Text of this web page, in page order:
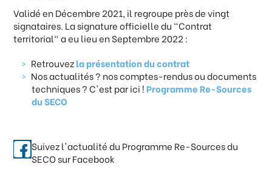
Validé en Décembre 2021, il regroupe près de vingt
signataires. La signature officielle du "Contrat
territorial" a eu lieu en Septembre 2022 :
Retrouvezla présentation du contrat
Nos actualités ? nos comptes-rendus ou documents
techniques ? C'est par ici !Programme Re-Sources
du SECO
Suivez l'actualité du Programme Re-Sources du
SECO sur Facebook